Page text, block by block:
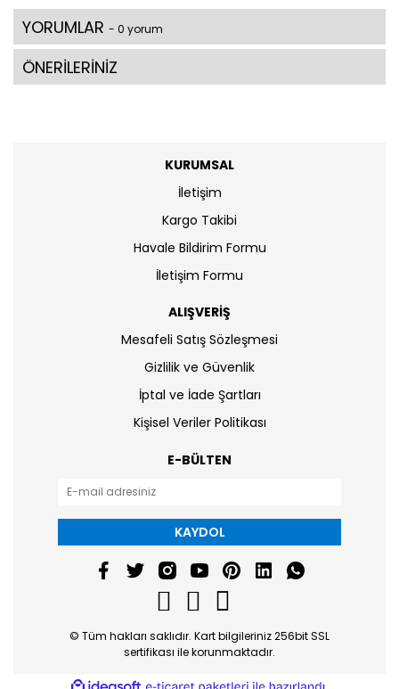
YORUMLAR - 0 yorum
ÖNERİLERİNİZ
KURUMSAL
İletişim
Kargo Takibi
Havale Bildirim Formu
İletişim Formu
ALIŞVERİŞ
Mesafeli Satış Sözleşmesi
Gizlilik ve Güvenlik
İptal ve İade Şartları
Kişisel Veriler Politikası
E-BÜLTEN
KAYDOL
© Tüm hakları saklıdır. Kart bilgileriniz 256bit SSL
sertifikası ile korunmaktadır.